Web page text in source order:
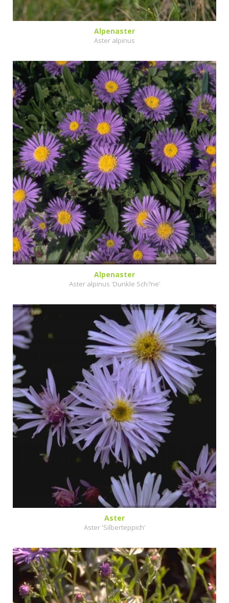
Alpenaster
Aster alpinus
Alpenaster
Aster alpinus 'Dunkle Sch?ne'
Aster
Aster 'Silberteppich'